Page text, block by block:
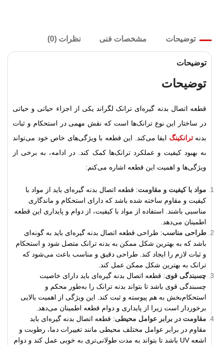
توضیحات مشخصات فنی نظرات (0)
توضیحات
توضیحات
قطعه اتصال بدنه گیره‌ای ترانک لگراند یکی از اجزاء حیاتی و حیاتی
در ساختار این نوع ترانک‌ها است که نقش مهمی در استحکام و ثبات
بدنهترانکینگ ایفا می‌کند. این قطعه با ویژگی‌های خاص خود می‌تواند
به بهبود کیفیت و عملکرد ترانک‌ها کمک کند. در ادامه، به برخی از
ویژگی‌ها و اهمیت این قطعه اشاره می‌کنم:
مواد با کیفیت و مقاومت: قطعه اتصال بدنه گیره‌ای باید از مواد با
کیفیت و مقاوم ساخته شده باشد که دارای استحکام و ماندگاری
مناسبی باشند. استفاده از مواد با کیفیت، از دوام و پایداری این قطعه
اطمینان می‌دهد.
طراحی مناسب: طراحی قطعه اتصال بدنه گیره‌ای باید به گونه‌ای
باشد که به بهترین شکل ممکن به بدنه ترانک متصل شود و استحکام
و ثبات لازم را ایجاد کند. طراحی دقیق و مناسب باعث می‌شود که
ترانک به بهترین شکل ممکن عمل کند.
چسبندگی قوی: قطعه اتصال بدنه گیره‌ای باید دارای خاصیت
چسبندگی قوی باشد تا بتواند بدنه ترانک را به‌طور محکم و
استحکام‌بخش به هم پیوسته و ثبت کند. این ویژگی از اهمیت بالایی
برخوردار است زیرا از پایداری و دوام قطعه اطمینان می‌دهد.
مقاومت در برابر عوامل محیطی: قطعه اتصال بدنه گیره‌ای باید
مقاوم در برابر عوامل مختلف محیطی مانند تغییرات دما، رطوبت و
اشعه UV باشد تا بتواند به مدت طولانی‌تری به خوبی عمل کند و دوام